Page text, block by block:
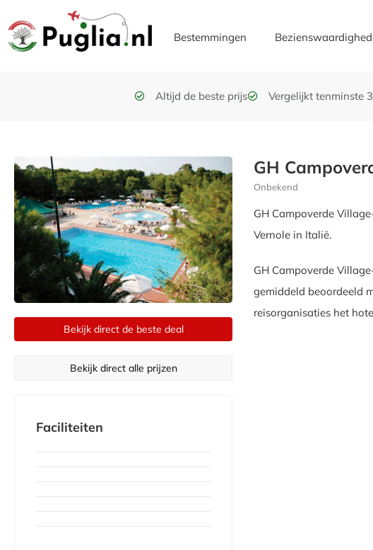
Bestemmingen
Altijd de beste prijs Vergelijkt tenminste
Bekijk direct de beste deal
Bekijk direct alle prijzen
Faciliteiten
GH
Onbekend
GH Campoverde
Vernole in Italië.
GH Campoverde
gemiddeld beoordeeld
reisorganisaties het